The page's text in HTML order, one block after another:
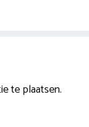
te plaatsen.